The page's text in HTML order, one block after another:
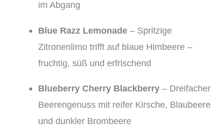
im Abgang
Blue Razz Lemonade – Spritzige
Zitronenlimo trifft auf blaue Himbeere –
fruchtig, süß und erfrischend
Blueberry Cherry Blackberry – Dreifacher
Beerengenuss mit reifer Kirsche, Blaubeere
und dunkler Brombeere